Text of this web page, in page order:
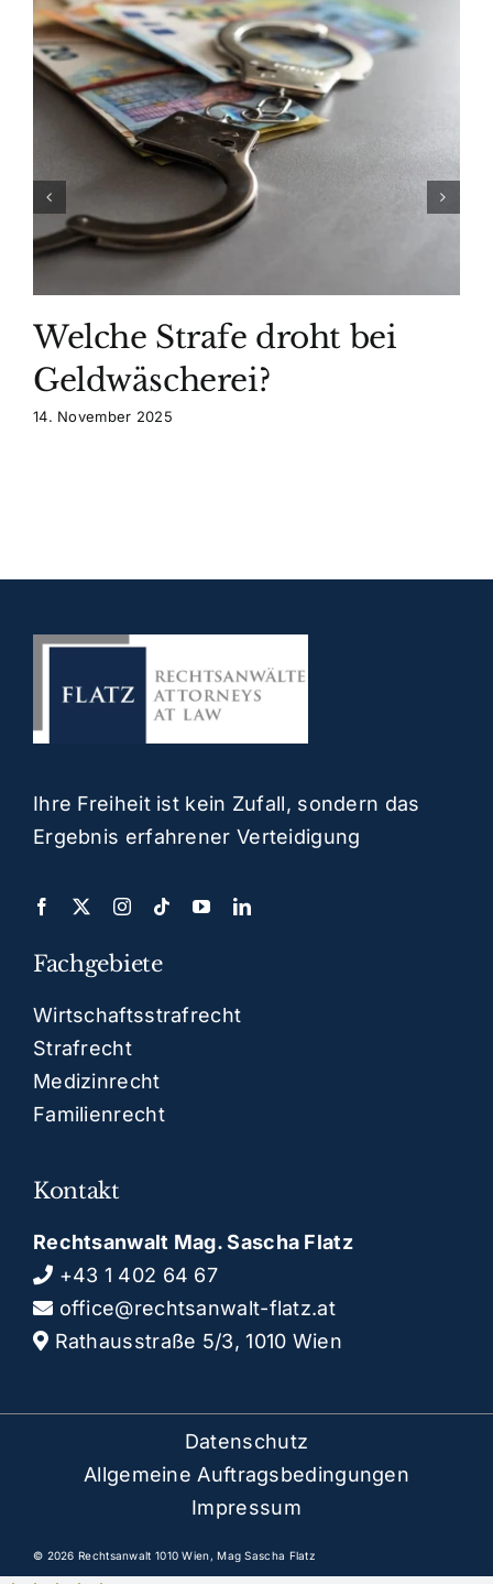
Welche Strafe droht bei
Geldwäscherei?
14. November 2025
Ihre Freiheit ist kein Zufall, sondern das
Ergebnis erfahrener Verteidigung
Fachgebiete
Wirtschaftsstrafrecht
Strafrecht
Medizinrecht
Familienrecht
Kontakt
Rechtsanwalt Mag. Sascha Flatz
+43 1 402 64 67
office@rechtsanwalt-flatz.at
Rathausstraße 5/3, 1010 Wien
Datenschutz
Allgemeine Auftragsbedingungen
Impressum
© 2026 Rechtsanwalt 1010 Wien, Mag Sascha Flatz